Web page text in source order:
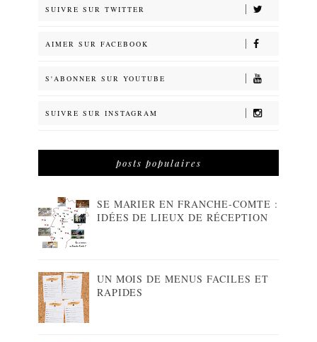
SUIVRE SUR TWITTER
AIMER SUR FACEBOOK
S'ABONNER SUR YOUTUBE
SUIVRE SUR INSTAGRAM
posts populaires
SE MARIER EN FRANCHE-COMTE :
IDÉES DE LIEUX DE RÉCEPTION
UN MOIS DE MENUS FACILES ET
RAPIDES